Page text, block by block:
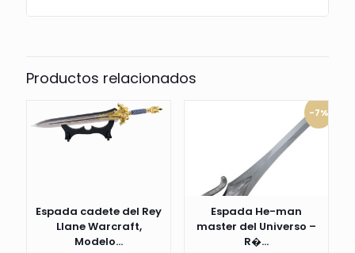
Productos relacionados
Espada cadete del Rey
Llane Warcraft,
Modelo...
-7%
Espada He-man
master del Universo –
R�...